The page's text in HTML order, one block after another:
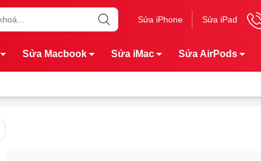
Sửa iPhone Sửa iPad
Sửa Macbook Sửa iMac Sửa AirPods